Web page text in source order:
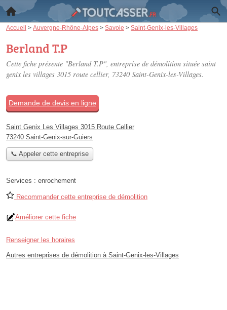
Accueil > Auvergne-Rhône-Alpes > Savoie > Saint-Genix-les-Villages
Berland T.P
Cette fiche présente "Berland T.P", entreprise de démolition située saint
genix les villages 3015 route cellier, 73240 Saint-Genix-les-Villages.
Demande de devis en ligne
Saint Genix Les Villages 3015 Route Cellier
73240 Saint-Genix-sur-Guiers
📞 Appeler cette entreprise
Services : enrochement
Recommander cette entreprise de démolition
Améliorer cette fiche
Renseigner les horaires
Autres entreprises de démolition à Saint-Genix-les-Villages